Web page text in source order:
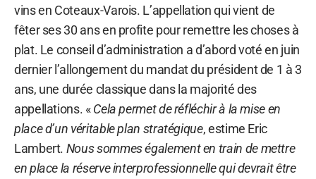
vins en Coteaux-Varois. L’appellation qui vient de
fêter ses 30 ans en profite pour remettre les choses à
plat. Le conseil d’administration a d’abord voté en juin
dernier l’allongement du mandat du président de 1 à 3
ans, une durée classique dans la majorité des
appellations. «Cela permet de réfléchir à la mise en
place d’un véritable plan stratégique, estime Eric
Lambert. Nous sommes également en train de mettre
en place la réserve interprofessionnelle qui devrait être